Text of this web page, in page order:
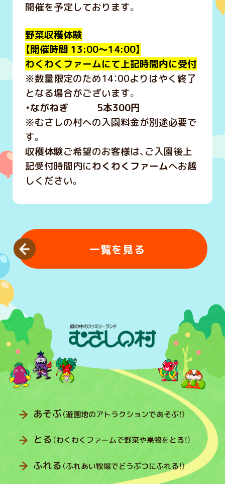
開催を予定しております。
野菜収穫体験
【開催時間 13:00～14:00】
わくわくファームにて上記時間内に受付
※数量限定のため14：00よりはやく終了
となる場合がございます。
・ながねぎ 5本300円
※むさしの村への入園料金が別途必要で
す。
収穫体験ご希望のお客様は、ご入園後上
記受付時間内にわくわくファームへお越
しください。
一覧を見る
あそぶ（遊園地のアトラクションであそぶ！）
とる （わくわくファームで野菜や果物をとる！）
ふれる （ふれあい牧場でどうぶつにふれる！）